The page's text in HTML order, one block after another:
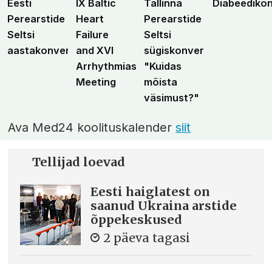
Eesti
Perearstide
Seltsi
aastakonverents
IX Baltic
Heart
Failure
and XVI
Arrhythmias
Meeting
Tallinna
Perearstide
Seltsi
sügiskonverents
"Kuidas
mõista
väsimust?"
Ava Med24 koolituskalendersiit
Tellijad loevad
Eesti haiglatest on
saanud Ukraina arstide
õppekeskused
2 päeva tagasi